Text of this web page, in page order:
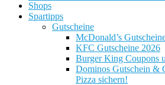
Shops
Spartipps
Gutscheine
McDonald’s
KFC Gutscheine 2026
Burger King Coupons
Dominos Gutschein &
Pizza sichern!